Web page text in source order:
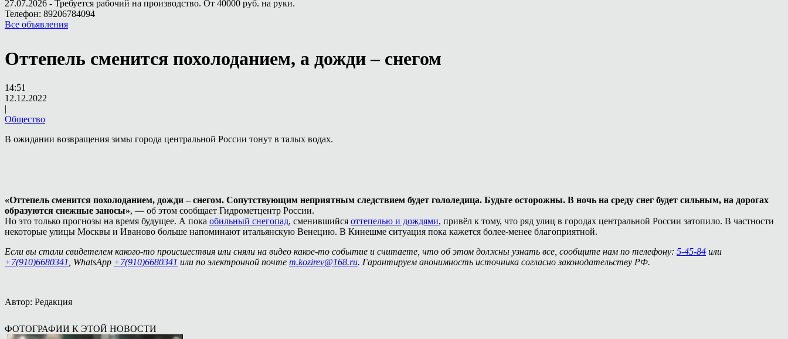
27.07.2026 - Требуется рабочий на производство. От 40000 руб. на руки.
Телефон: 89206784094
Все объявления
Оттепель сменится похолоданием, а дожди – снегом
14:51
12.12.2022
|
Общество
В ожидании возвращения зимы города центральной России тонут в талых водах.
«Оттепель сменится похолоданием, дожди – снегом. Сопутствующим неприятным следствием будет гололедица. Будьте осторожны. В ночь на среду снег будет сильным, на дорогах
образуются снежные заносы», — об этом сообщает Гидрометцентр России.
Но это только прогнозы на время будущее. А пока обильный снегопад, сменившийся оттепелью и дождями, привёл к тому, что ряд улиц в городах центральной России затопило. В частности
некоторые улицы Москвы и Иваново больше напоминают итальянскую Венецию. В Кинешме ситуация пока кажется более-менее благоприятной.
Если вы стали свидетелем какого-то происшествия или сняли на видео какое-то событие и считаете, что об этом должны узнать все, сообщите нам по телефону: 5-45-84 или
+7(910)6680341
, WhatsApp +7(910)6680341 или по электронной почте m.kozirev@168.ru. Гарантируем анонимность источника согласно законодательству РФ.
Автор: Редакция
ФОТОГРАФИИ К ЭТОЙ НОВОСТИ